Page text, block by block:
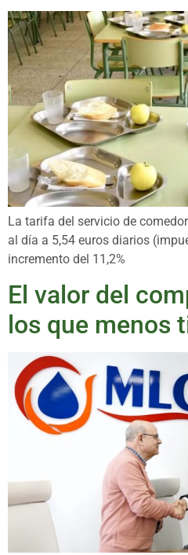
La tarifa del servicio de
al día a 5,54 euros diarios
incremento del 11,2%
El valor del
los que menos